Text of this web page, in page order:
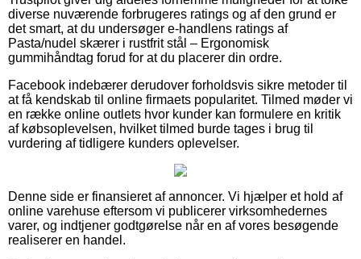
diverse nuværende forbrugeres ratings og af den grund er
det smart, at du undersøger e-handlens ratings af
Pasta/nudel skærer i rustfrit stål – Ergonomisk
gummihåndtag forud for at du placerer din ordre.
Facebook indebærer derudover forholdsvis sikre metoder til
at få kendskab til online firmaets popularitet. Tilmed møder vi
en række online outlets hvor kunder kan formulere en kritik
af købsoplevelsen, hvilket tilmed burde tages i brug til
vurdering af tidligere kunders oplevelser.
Denne side er finansieret af annoncer. Vi hjælper et hold af
online varehuse eftersom vi publicerer virksomhedernes
varer, og indtjener godtgørelse når en af vores besøgende
realiserer en handel.